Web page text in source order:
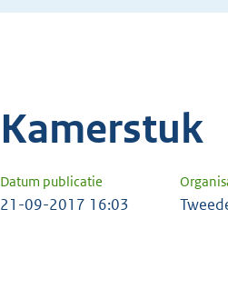
Kamerstuk
Datum publicatie
21-09-2017 16:03